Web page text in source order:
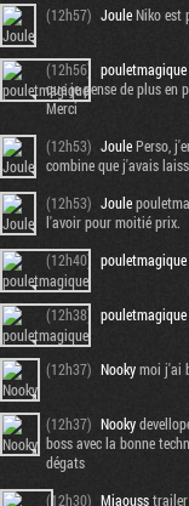
(12h57) JouleNiko est
(12h56) pouletmagique
que je pense de plus en
Merci
(12h53) JoulePerso,
combine que j'avais
(12h53) Joule
l'avoir pour moitié prix.
(12h40)
pouletmagique
(12h38) pouletmagique
(12h37) Nookymoi j'ai
(12h37) Nooky
boss avec la bonne
dégats
(12h30) Miaouss